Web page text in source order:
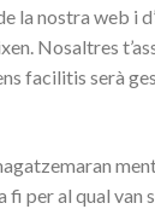
la nostra web i
Nosaltres
facilitis serà
fi per al qual van